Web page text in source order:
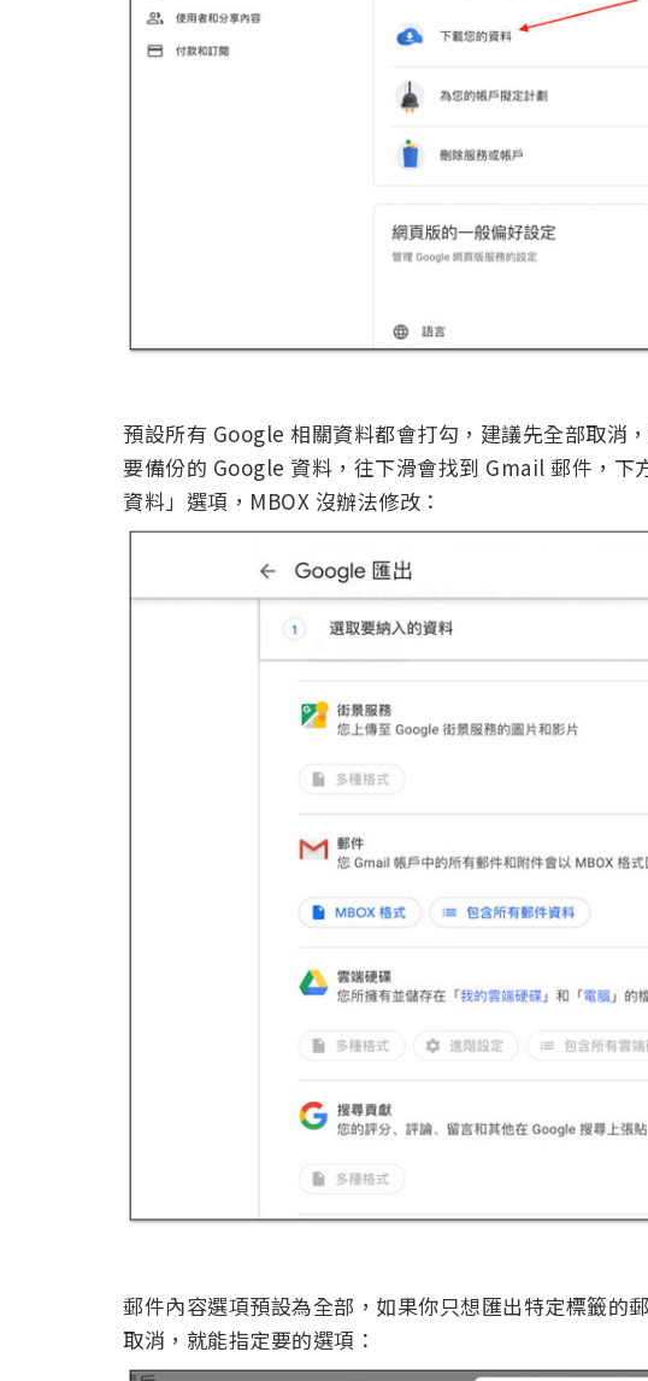
預設所有 Google 相關資料都會打勾，建議先全部取消
要備份的 Google 資料，往下滑會找到 Gmail 郵件，下
資料」選項，MBOX 沒辦法修改：
郵件內容選項預設為全部，如果你只想匯出特定標籤
取消，就能指定要的選項：